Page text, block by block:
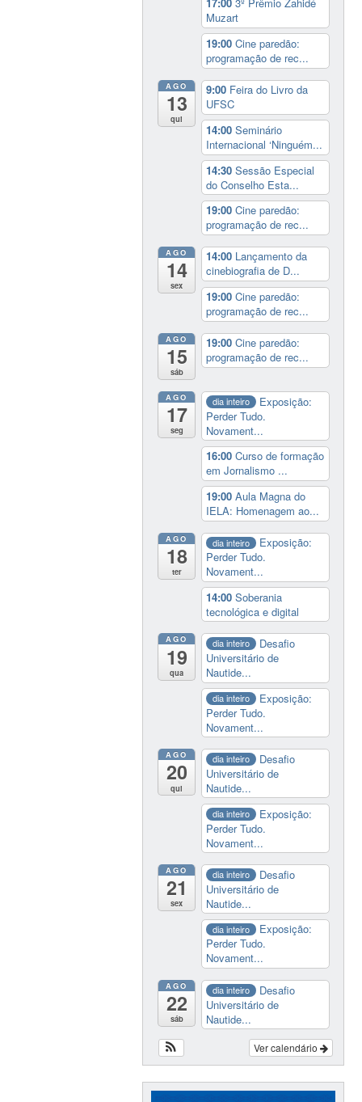
17:003º Prêmio Zahidé
Muzart
19:00Cine paredão:
programação de rec...
AGO
13
qui
9:00 Feira do Livro da
UFSC
14:00Seminário
Internacional ‘Ninguém...
14:30Sessão Especial
do Conselho Esta...
19:00Cine paredão:
programação de rec...
AGO
14
sex
14:00 Lançamento da
cinebiografia de D...
19:00Cine paredão:
programação de rec...
AGO
15
sáb
19:00Cine paredão:
programação de rec...
AGO
17
seg
dia inteiro
Exposição:
Perder Tudo.
Novament...
16:00Curso de formação
em Jornalismo ...
19:00Aula Magna do
IELA: Homenagem ao...
AGO
18
ter
dia inteiro
Exposição:
Perder Tudo.
Novament...
14:00Soberania
tecnológica e digital
AGO
19
qua
dia inteiro
Desafio
Universitário de
Nautide...
dia inteiro
Exposição:
Perder Tudo.
Novament...
AGO
20
qui
dia inteiro
Desafio
Universitário de
Nautide...
dia inteiro
Exposição:
Perder Tudo.
Novament...
AGO
21
sex
dia inteiro
Desafio
Universitário de
Nautide...
dia inteiro
Exposição:
Perder Tudo.
Novament...
AGO
22
sáb
dia inteiro
Desafio
Universitário de
Nautide...
Ver calendário